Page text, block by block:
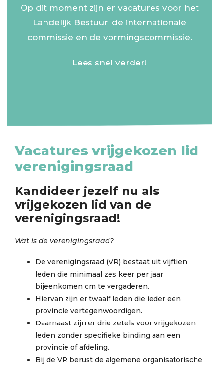
Op dit moment zijn er vacatures voor het
Landelijk Bestuur, de internationale
commissie en de vormingscommissie.
Lees snel verder!
Vacatures vrijgekozen lid
verenigingsraad
Kandideer jezelf nu als
vrijgekozen lid van de
verenigingsraad!
Wat is de verenigingsraad?
De verenigingsraad (VR) bestaat uit vijftien
leden die minimaal zes keer per jaar
bijeenkomen om te vergaderen.
Hiervan zijn er twaalf leden die ieder een
provincie vertegenwoordigen.
Daarnaast zijn er drie zetels voor vrijgekozen
leden zonder specifieke binding aan een
provincie of afdeling.
Bij de VR berust de algemene organisatorische